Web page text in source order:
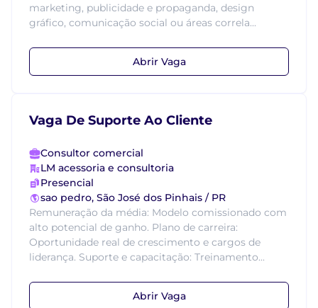
marketing, publicidade e propaganda, design
gráfico, comunicação social ou áreas correla...
Abrir Vaga
Vaga De Suporte Ao Cliente
Consultor comercial
LM acessoria e consultoria
Presencial
sao pedro, São José dos Pinhais / PR
Remuneração da média: Modelo comissionado com
alto potencial de ganho. Plano de carreira:
Oportunidade real de crescimento e cargos de
liderança. Suporte e capacitação: Treinamento...
Abrir Vaga